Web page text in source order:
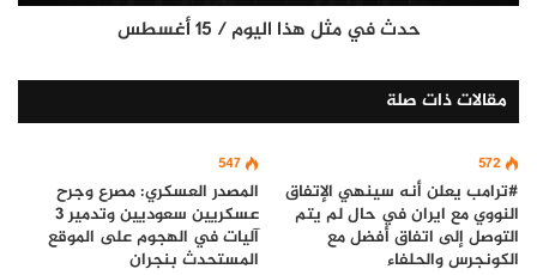
حدث في مثل هذا اليوم / 15 أغسطس
مقالات ذات صلة
572
#ترامب يعلن أنه سينهي الإتفاق
النووي مع ايران في حال لم يتم
التوصل إلى اتفاق أفضل مع
الكونجرس والحلفاء
547
المصدر العسكري: مصرع وجرح
عسكريين سعوديين وتدمير 3
آليات في الهجوم على الموقع
المستحدث بنجران